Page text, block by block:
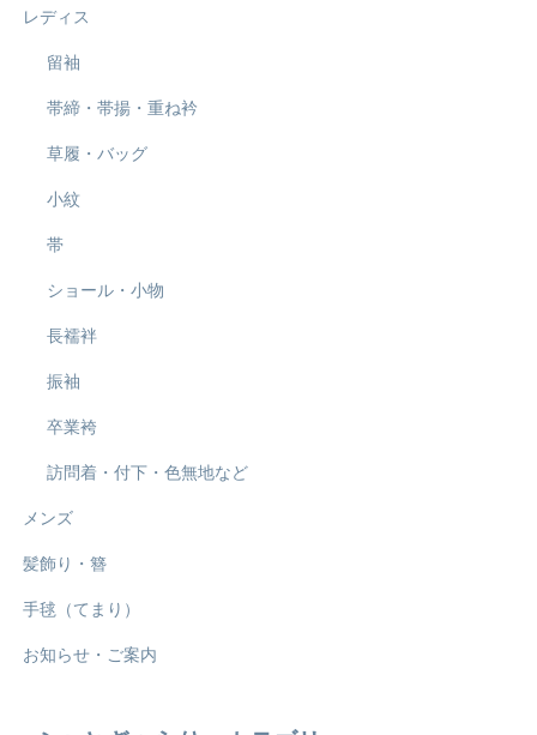
レディス
留袖
帯締・帯揚・重ね衿
草履・バッグ
小紋
帯
ショール・小物
長襦袢
振袖
卒業袴
訪問着・付下・色無地など
メンズ
髪飾り・簪
手毬（てまり）
お知らせ・ご案内